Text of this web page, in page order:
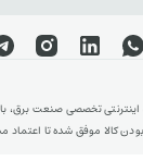
اینترنتی تخصصی صنعت برق،
کالا موفق شده تا
از تجهیزات رو به رو